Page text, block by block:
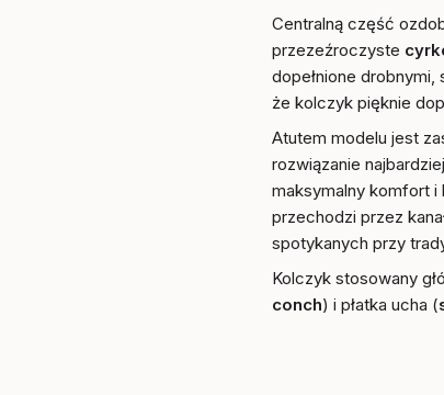
Centralną część
przezeźroczyste
dopełnione
że kolczyk pięknie
Atutem modelu jest
rozwiązanie
maksymalny komfort i
przechodzi przez
spotykanych przy
Kolczyk stosowany
conch) i płatka ucha (